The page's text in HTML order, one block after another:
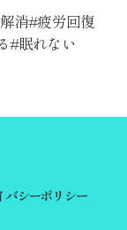
消 疲労回復
眠れない
バシーポリシー